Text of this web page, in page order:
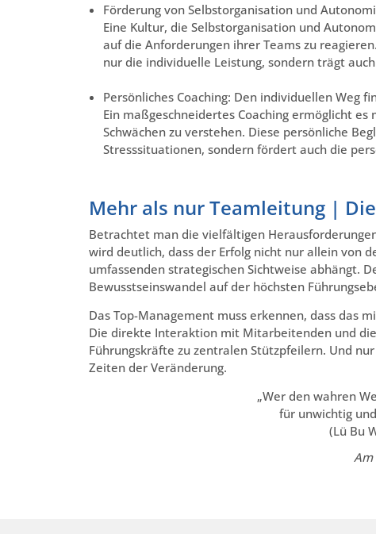
Förderung von Selbstorganisation und
Eine Kultur, die Selbstorganisation und
auf die Anforderungen ihrer Teams zu
nur die individuelle Leistung, sondern trägt
Persönliches Coaching: Den individuellen Weg
Ein maßgeschneidertes Coaching ermöglicht
Schwächen zu verstehen. Diese persönliche
Stresssituationen, sondern fördert auch die
Mehr als nur Teamleitung |
Betrachtet man die vielfältigen
wird deutlich, dass der Erfolg nicht nur allein von
umfassenden strategischen Sichtweise abhängt.
Bewusstseinswandel auf der höchsten
Das Top-Management muss erkennen, dass das
Die direkte Interaktion mit Mitarbeitenden und
Führungskräfte zu zentralen Stützpfeilern. Und
Zeiten der Veränderung.
„Wer den wahren
für unwichtig
(Lü Bu